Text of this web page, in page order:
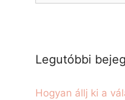
Legutóbbi
Hogyan állj ki a